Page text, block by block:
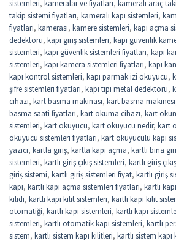
sistemleri, kameralar ve fiyatları, kameralı araç
takip sistemi fiyatları, kameralı kapı sistemleri,
fiyatları, kamerası, kamere sistemleri, kapı açma
dedektörü, kapı giriş sistemleri, kapı güvenlik
sistemleri, kapı güvenlik sistemleri fiyatları, kapı
sistemleri, kapı kamera sistemleri fiyatları, kapı
kapı kontrol sistemleri, kapı parmak izi okuyucu,
şifre sistemleri fiyatları, kapı tipi metal dedektörü,
cihazı, kart basma makinası, kart basma makinesi
basma saati fiyatları, kart okuma cihazı, kart
sistemleri, kart okuyucu, kart okuyucu nedir, kart
okuyucu sistemleri fiyatları, kart okuyuculu kapı
yazıcı, kartla giriş, kartla kapı açma, kartlı bina
sistemleri, kartlı giriş çıkış sistemleri, kartlı giriş
giriş sistemi, kartlı giriş sistemleri fiyat, kartlı giriş
kapı, kartlı kapı açma sistemleri fiyatları, kartlı
kilidi, kartlı kapı kilit sistemleri, kartlı kapı kilit
otomatiği, kartlı kapı sistemleri, kartlı kapı
sistemleri, kartlı otomatik kapı sistemleri, kartlı
sistem, kartlı sistem kapı kilitleri, kartlı sistem